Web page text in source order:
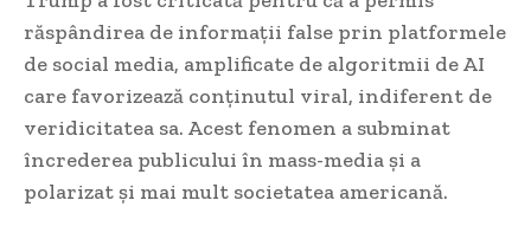
răspândirea de informații false prin platformele
de social media, amplificate de algoritmii de AI
care favorizează conținutul viral, indiferent de
veridicitatea sa. Acest fenomen a subminat
încrederea publicului în mass-media și a
polarizat și mai mult societatea americană.